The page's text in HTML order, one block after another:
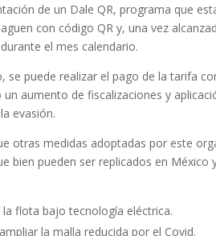
de un Dale QR, programa que
con código QR y, una vez
el mes calendario.
se puede realizar el pago de la tarifa
aumento de fiscalizaciones y
evasión.
otras medidas adoptadas por este
bien pueden ser replicados en México
flota bajo tecnología eléctrica.
la malla reducida por el Covid.